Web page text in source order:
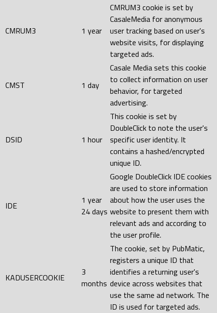
CMRUM3 1 year
CMRUM3 cookie is set by
CasaleMedia for anonymous
user tracking based on user's
website visits, for displaying
targeted ads.
CMST 1 day
Casale Media sets this cookie
to collect information on user
behavior, for targeted
advertising.
DSID 1 hour
This cookie is set by
DoubleClick to note the user's
specific user identity. It
contains a hashed/encrypted
unique ID.
IDE
1 year
24 days
Google DoubleClick IDE cookies
are used to store information
about how the user uses the
website to present them with
relevant ads and according to
the user profile.
KADUSERCOOKIE
3
months
The cookie, set by PubMatic,
registers a unique ID that
identifies a returning user's
device across websites that
use the same ad network. The
ID is used for targeted ads.